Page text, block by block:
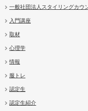
一般社団法人スタイリングカウ
入門講座
取材
心理学
情報
服トレ
認定生
認定生紹介